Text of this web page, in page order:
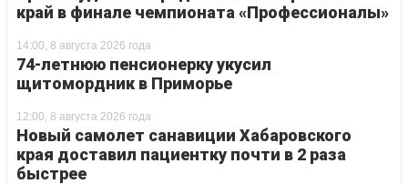
край в финале чемпионата «Профессионалы»
14:00, 8 августа 2026 года
74-летнюю пенсионерку укусил
щитомордник в Приморье
12:00, 8 августа 2026 года
Новый самолет санавиции Хабаровского
края доставил пациентку почти в 2 раза
быстрее